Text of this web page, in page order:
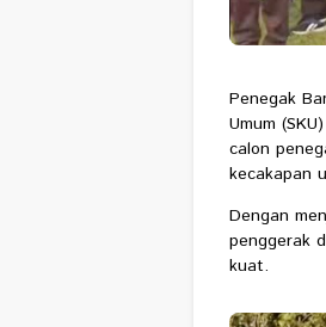
Penegak
Umum
calon
kecakapan
Dengan
penggerak
kuat.